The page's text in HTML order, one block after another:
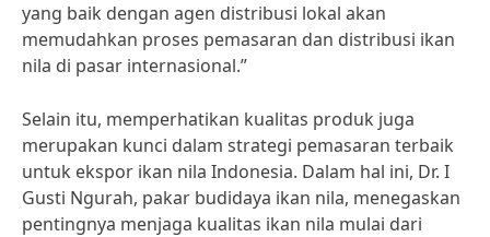
yang baik dengan agen distribusi lokal akan
memudahkan proses pemasaran dan distribusi ikan
nila di pasar internasional.”
Selain itu, memperhatikan kualitas produk juga
merupakan kunci dalam strategi pemasaran terbaik
untuk ekspor ikan nila Indonesia. Dalam hal ini, Dr. I
Gusti Ngurah, pakar budidaya ikan nila, menegaskan
pentingnya menjaga kualitas ikan nila mulai dari